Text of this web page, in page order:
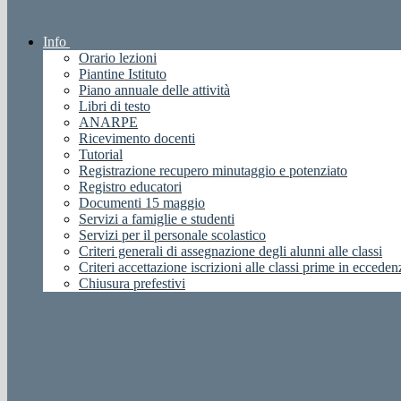
Info
Orario lezioni
Piantine Istituto
Piano annuale delle attività
Libri di testo
ANARPE
Ricevimento docenti
Tutorial
Registrazione recupero minutaggio e potenziato
Registro educatori
Documenti 15 maggio
Servizi a famiglie e studenti
Servizi per il personale scolastico
Criteri generali di assegnazione degli alunni alle classi
Criteri accettazione iscrizioni alle classi prime in
Chiusura prefestivi